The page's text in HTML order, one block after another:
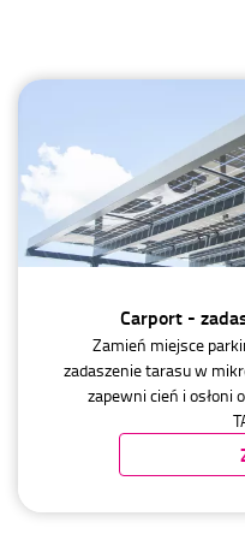
Carport -
Zamień miejsce
zadaszenie tarasu w
zapewni cień i osłoni